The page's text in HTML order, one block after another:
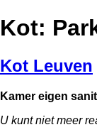
Kot:
Kot Leuven
Kamer eigen
U kunt niet meer